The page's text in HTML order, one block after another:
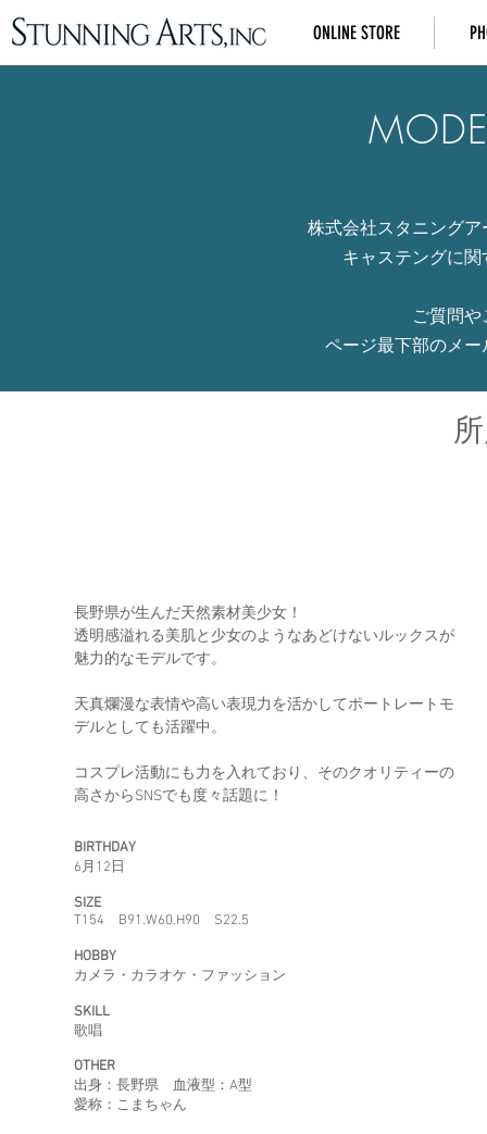
ONLINE STORE
株式会社スタニング
キャステングに
ご質問
ページ最下部のメ
​長野県が生んだ天然素材美少女！
透明感溢れる美肌と少女のようなあどけないルックスが
魅力的なモデルです。
天真爛漫な表情や高い表現力を活かしてポートレートモ
デルとしても活躍中。
コスプレ活動にも力を入れており、そのクオリティーの
高さからSNSでも度々話題に！
BIRTHDAY
6月12日
SIZE
T154 B91.W60.H90 S22.5
HOBBY
カメラ・カラオケ・ファッション
SKILL
歌唱
OTHER
​出身：長野県 血液型：A型
​愛称：こまちゃん